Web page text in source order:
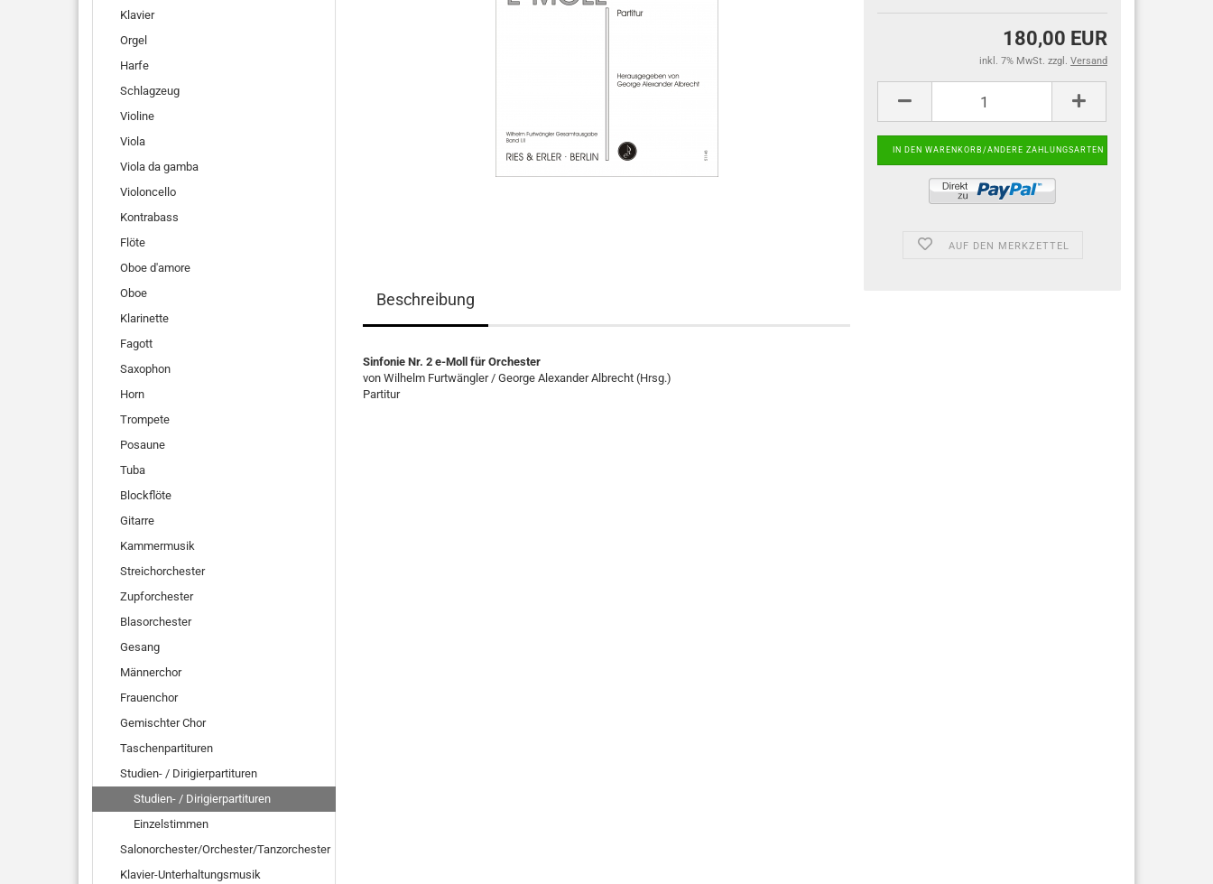
180,00 EUR
inkl. 7% MwSt. zzgl. Versand
AUF DEN MERKZETTEL
Beschreibung
Sinfonie Nr. 2 e-Moll für Orchester
von Wilhelm Furtwängler / George Alexander Albrecht (Hrsg.)
Partitur
Klavier
Orgel
Harfe
Schlagzeug
Violine
Viola
Viola da gamba
Violoncello
Kontrabass
Flöte
Oboe d'amore
Oboe
Klarinette
Fagott
Saxophon
Horn
Trompete
Posaune
Tuba
Blockflöte
Gitarre
Kammermusik
Streichorchester
Zupforchester
Blasorchester
Gesang
Männerchor
Frauenchor
Gemischter Chor
Taschenpartituren
Studien- / Dirigierpartituren
Studien- / Dirigierpartituren
Einzelstimmen
Salonorchester/Orchester/Tanzorchester
Klavier-Unterhaltungsmusik